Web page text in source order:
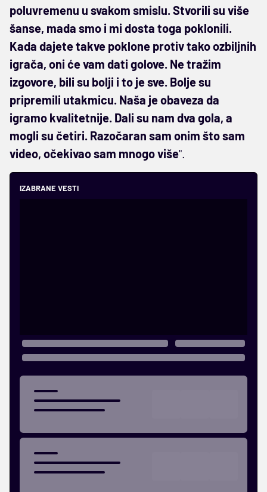
poluvremenu u svakom smislu. Stvorili su više
šanse, mada smo i mi dosta toga poklonili.
Kada dajete takve poklone protiv tako ozbiljnih
igrača, oni će vam dati golove. Ne tražim
izgovore, bili su bolji i to je sve. Bolje su
pripremili utakmicu. Naša je obaveza da
igramo kvalitetnije. Dali su nam dva gola, a
mogli su četiri. Razočaran sam onim što sam
video, očekivao sam mnogo više".
IZABRANE VESTI